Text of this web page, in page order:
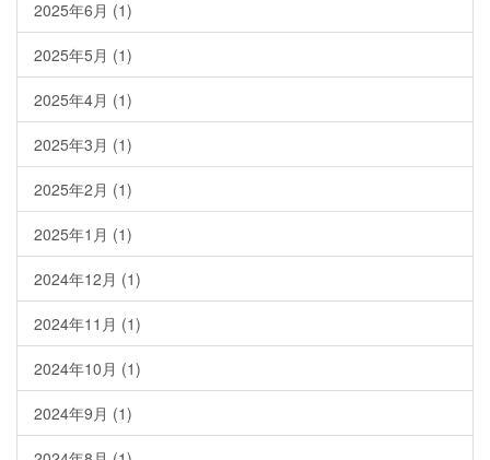
2025年6月 (1)
2025年5月 (1)
2025年4月 (1)
2025年3月 (1)
2025年2月 (1)
2025年1月 (1)
2024年12月 (1)
2024年11月 (1)
2024年10月 (1)
2024年9月 (1)